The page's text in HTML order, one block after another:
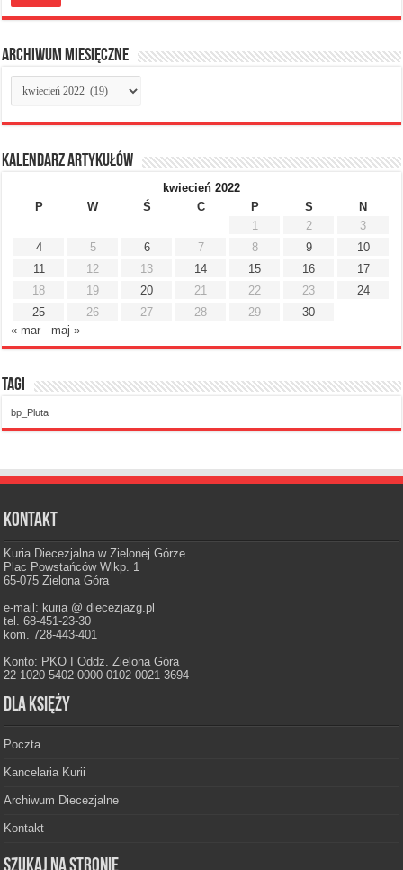
Archiwum miesięczne
Archiwum
miesięczne
Kalendarz artykułów
kwiecień 2022
P
W Ś C P S
N
1
2
3
4
5 6 7 8 9
10
11
12 13 14 15 16
17
18
19 20 21 22 23
24
25
26 27 28 29
30
« mar
maj »
Tagi
bp_Pluta
Kontakt
Kuria Diecezjalna w Zielonej Górze
Plac Powstańców Wlkp. 1
65-075 Zielona Góra
e-mail: kuria @ diecezjazg.pl
tel. 68-451-23-30
kom. 728-443-401
Konto: PKO I Oddz. Zielona Góra
22 1020 5402 0000 0102 0021 3694
Dla księży
Poczta
Kancelaria Kurii
Archiwum Diecezjalne
Kontakt